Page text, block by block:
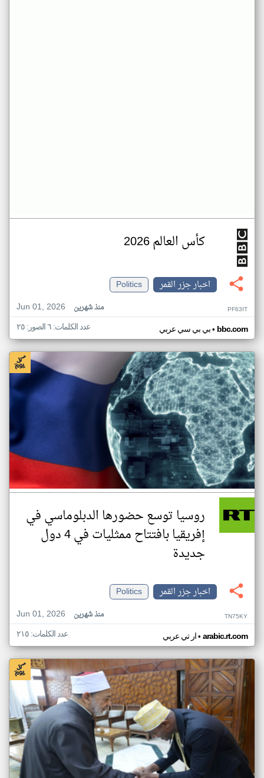
كأس العالم 2026
اخبار جزر القمر
Politics
Jun 01, 2026
منذ شهرين PF63IT
بي بي سي عربي• bbc.com عدد الكلمات: ٦ الصور: ٢٥
روسيا توسع حضورها الدبلوماسي في
إفريقيا بافتتاح ممثليات في 4 دول
جديدة
اخبار جزر القمر
Politics
Jun 01, 2026
منذ شهرين TN75KY
ار تي عربي• arabic.rt.com عدد الكلمات: ٢١٥